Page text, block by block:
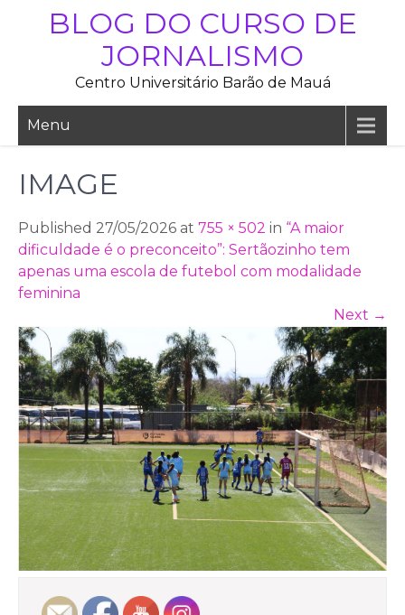
BLOG DO CURSO DE
JORNALISMO
Centro Universitário Barão de Mauá
Menu
IMAGE
Published 27/05/2026 at 755 × 502 in “A maior
dificuldade é o preconceito”: Sertãozinho tem
apenas uma escola de futebol com modalidade
feminina
Next →